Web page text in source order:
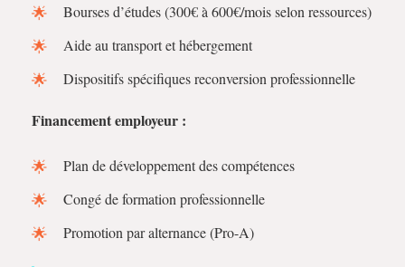
Bourses d’études (300€ à 600€/mois selon ressources)
Aide au transport et hébergement
Dispositifs spécifiques reconversion professionnelle
Financement employeur :
Plan de développement des compétences
Congé de formation professionnelle
Promotion par alternance (Pro-A)